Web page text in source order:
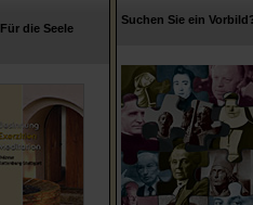
Für die Seele
Suchen Sie ein